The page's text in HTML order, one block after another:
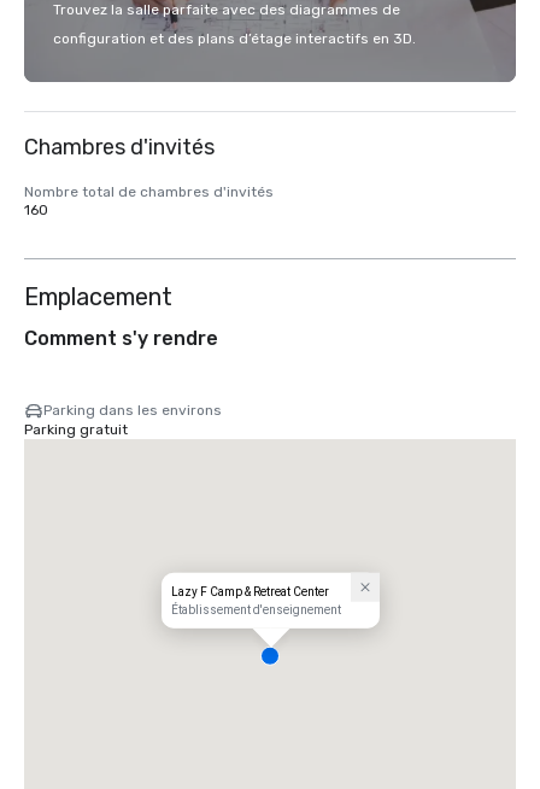
Trouvez la salle parfaite avec des diagrammes de
configuration et des plans d’étage interactifs en 3D.
Chambres d'invités
Nombre total de chambres d'invités
160
Emplacement
Comment s'y rendre
Parking dans les environs
Parking gratuit
Lazy F Camp & Retreat Center
Établissement d'enseignement